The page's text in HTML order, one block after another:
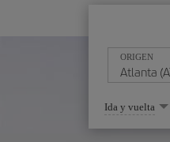
ORIGEN
Seleccione
una
opción
Ida y vuelta